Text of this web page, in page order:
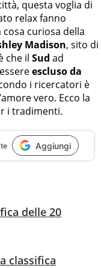
questa voglia di
relax fanno
curiosa della
Madison, sito di
che il Sud ad
escluso da
i ricercatori è
vero. Ecco la
i tradimenti.
Aggiungi
delle 20
classifica